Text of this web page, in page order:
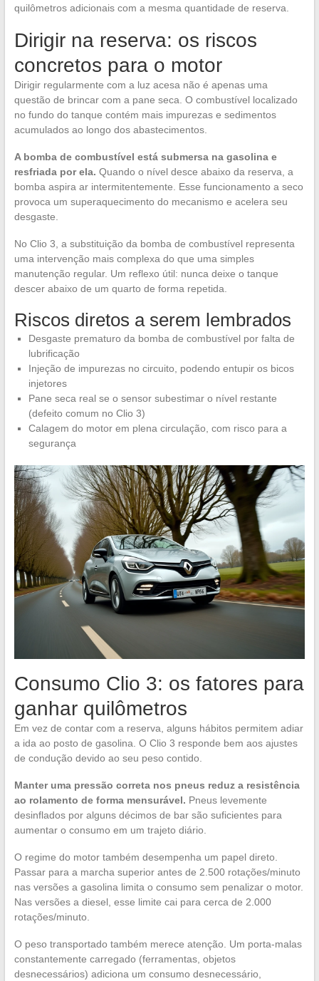
quilômetros adicionais com a mesma quantidade de reserva.
Dirigir na reserva: os riscos
concretos para o motor
Dirigir regularmente com a luz acesa não é apenas uma
questão de brincar com a pane seca. O combustível localizado
no fundo do tanque contém mais impurezas e sedimentos
acumulados ao longo dos abastecimentos.
A bomba de combustível está submersa na gasolina e
resfriada por ela. Quando o nível desce abaixo da reserva, a
bomba aspira ar intermitentemente. Esse funcionamento a seco
provoca um superaquecimento do mecanismo e acelera seu
desgaste.
No Clio 3, a substituição da bomba de combustível representa
uma intervenção mais complexa do que uma simples
manutenção regular. Um reflexo útil: nunca deixe o tanque
descer abaixo de um quarto de forma repetida.
Riscos diretos a serem lembrados
Desgaste prematuro da bomba de combustível por falta de
lubrificação
Injeção de impurezas no circuito, podendo entupir os bicos
injetores
Pane seca real se o sensor subestimar o nível restante
(defeito comum no Clio 3)
Calagem do motor em plena circulação, com risco para a
segurança
Consumo Clio 3: os fatores para
ganhar quilômetros
Em vez de contar com a reserva, alguns hábitos permitem adiar
a ida ao posto de gasolina. O Clio 3 responde bem aos ajustes
de condução devido ao seu peso contido.
Manter uma pressão correta nos pneus reduz a resistência
ao rolamento de forma mensurável. Pneus levemente
desinflados por alguns décimos de bar são suficientes para
aumentar o consumo em um trajeto diário.
O regime do motor também desempenha um papel direto.
Passar para a marcha superior antes de 2.500 rotações/minuto
nas versões a gasolina limita o consumo sem penalizar o motor.
Nas versões a diesel, esse limite cai para cerca de 2.000
rotações/minuto.
O peso transportado também merece atenção. Um porta-malas
constantemente carregado (ferramentas, objetos
desnecessários) adiciona um consumo desnecessário,